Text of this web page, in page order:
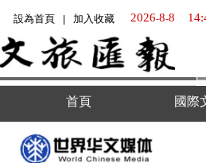
首頁 國際
2026-8-8
設為首頁 加入收藏